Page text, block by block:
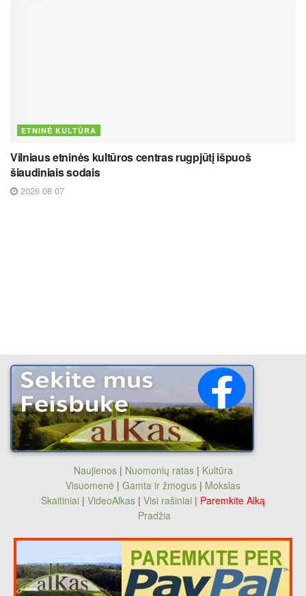
ETNINĖ KULTŪRA
Vilniaus etninės kultūros centras rugpjūtį išpuoš
šiaudiniais sodais
2026 08 07
Naujienos| Nuomonių ratas| Kultūra
Visuomenė | Gamta ir žmogus | Mokslas
Skaitiniai | VideoAlkas | Visi rašiniai | Paremkite Alką
Pradžia